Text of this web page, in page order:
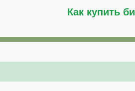
Как купить